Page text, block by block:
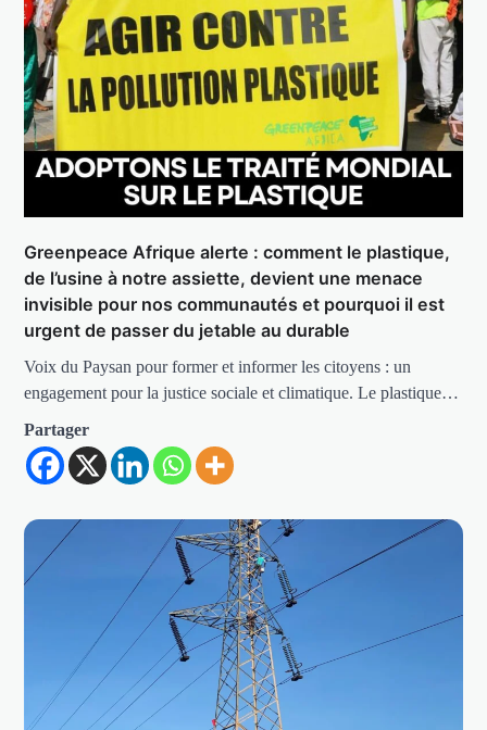
Greenpeace Afrique alerte : comment le plastique,
de l’usine à notre assiette, devient une menace
invisible pour nos communautés et pourquoi il est
urgent de passer du jetable au durable
Voix du Paysan pour former et informer les citoyens : un
engagement pour la justice sociale et climatique. Le plastique…
Partager